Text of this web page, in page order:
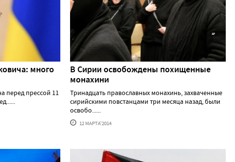
много
перед прессой 11
В Сирии освобождены похищенные
монахини
Тринадцать православных монахинь, захваченные
сирийскими повстанцами три месяца назад, были
освобо......
12 МАРТА'2014